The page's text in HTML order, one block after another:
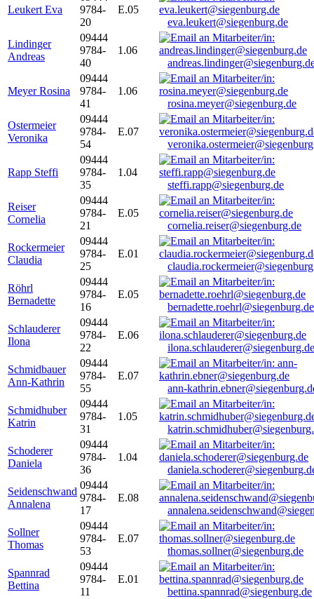
Leukert Eva
9784-
20
E.05
eva.leukert@siegenburg.de
Lindinger
Andreas
09444
9784-
40
1.06
Meyer Rosina
09444
9784-
41
1.06
rosina.meyer@siegenburg.de
Ostermeier
Veronika
09444
9784-
54
E.07
Rapp Steffi
09444
9784-
35
1.04
steffi.rapp@siegenburg.de
Reiser
Cornelia
09444
9784-
21
E.05
cornelia.reiser@siegenburg.de
Rockermeier
Claudia
09444
9784-
25
E.01
Röhrl
Bernadette
09444
9784-
16
E.05
bernadette.roehrl@siegenburg.de
Schlauderer
Ilona
09444
9784-
22
E.06
ilona.schlauderer@siegenburg.de
Schmidbauer
Ann-Kathrin
09444
9784-
55
E.07
ann-
Schmidhuber
Katrin
09444
9784-
31
1.05
Schoderer
Daniela
09444
9784-
36
1.04
Seidenschwand
Annalena
09444
9784-
17
E.08
Sollner
Thomas
09444
9784-
53
E.07
thomas.sollner@siegenburg.de
Spannrad
Bettina
09444
9784-
11
E.01
bettina.spannrad@siegenburg.de